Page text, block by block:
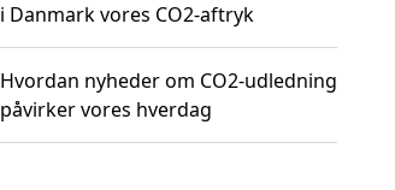
i Danmark vores CO2-aftryk
Hvordan nyheder om CO2-udledning
påvirker vores hverdag